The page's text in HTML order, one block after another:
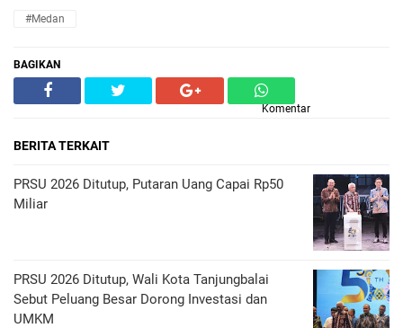
#Medan
BAGIKAN
Komentar
BERITA TERKAIT
PRSU 2026 Ditutup, Putaran Uang Capai Rp50
Miliar
PRSU 2026 Ditutup, Wali Kota Tanjungbalai
Sebut Peluang Besar Dorong Investasi dan
UMKM